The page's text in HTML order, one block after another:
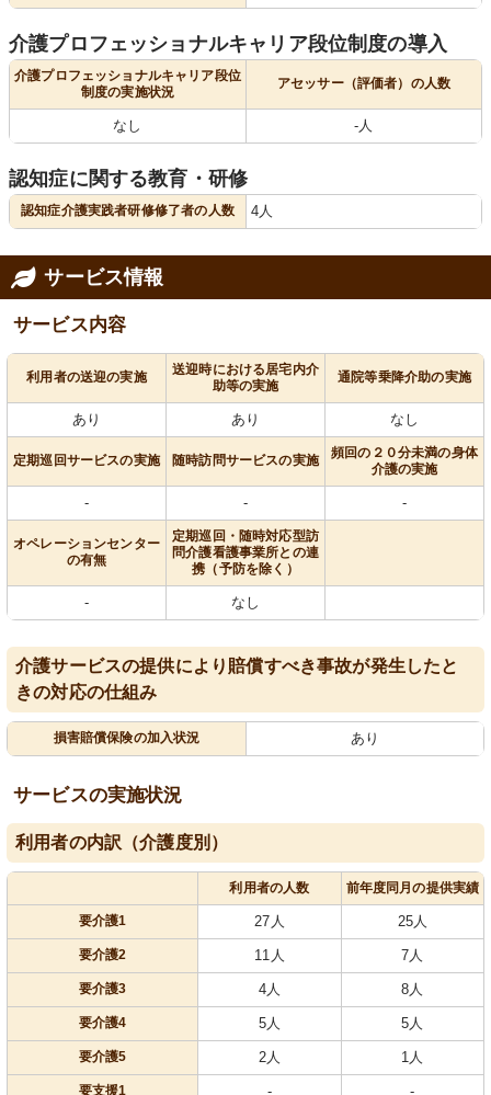
介護プロフェッショナルキャリア段位制度の導入
介護プロフェッショナルキャリア段位
制度の実施状況
アセッサー（評価者）の人数
なし -人
認知症に関する教育・研修
認知症介護実践者研修修了者の人数 4人
サービス情報
サービス内容
利用者の送迎の実施
送迎時における居宅内介
助等の実施
通院等乗降介助の実施
あり あり なし
定期巡回サービスの実施 随時訪問サービスの実施
頻回の２０分未満の身体
介護の実施
- - -
オペレーションセンター
の有無
定期巡回・随時対応型訪
問介護看護事業所との連
携（予防を除く）
- なし
介護サービスの提供により賠償すべき事故が発生したと
きの対応の仕組み
損害賠償保険の加入状況 あり
サービスの実施状況
利用者の内訳（介護度別）
利用者の人数 前年度同月の提供実績
要介護1 27人 25人
要介護2 11人 7人
要介護3 4人 8人
要介護4 5人 5人
要介護5 2人 1人
要支援1 - -